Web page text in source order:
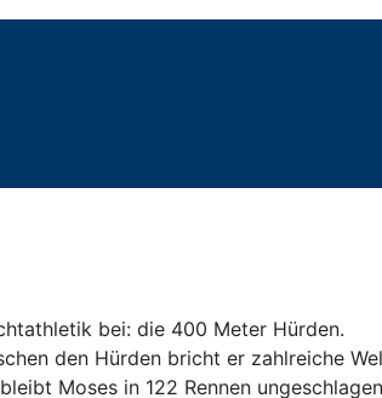
bei: die 400 Meter Hürden.
den Hürden bricht er zahlreiche
Moses in 122 Rennen